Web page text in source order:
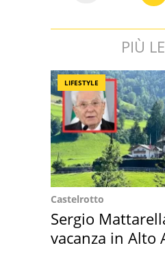
PIÙ
LIFESTYLE
Castelrotto
Sergio
vacanza in Alto